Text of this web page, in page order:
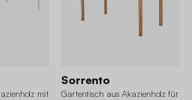
mit
Sorrento
Gartentisch aus Akazienholz für